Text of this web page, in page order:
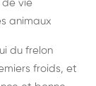
de vie
animaux
du frelon
froids, et